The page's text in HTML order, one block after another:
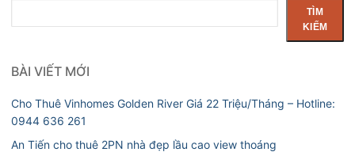
kiếm
TÌM
KIẾM
BÀI VIẾT MỚI
Cho Thuê Vinhomes Golden River Giá 22 Triệu/Tháng – Hotline:
0944 636 261
An Tiến cho thuê 2PN nhà đẹp lầu cao view thoáng